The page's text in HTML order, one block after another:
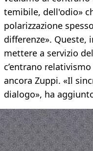
temibile, dell'odio»
polarizzazione
differenze». Queste,
mettere a servizio
c’entrano
ancora Zuppi. «Il
dialogo», ha